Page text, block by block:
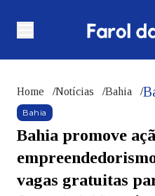
Home /Notícias /Bahia /
Bahia
Bahia promove
vagas gratuitas